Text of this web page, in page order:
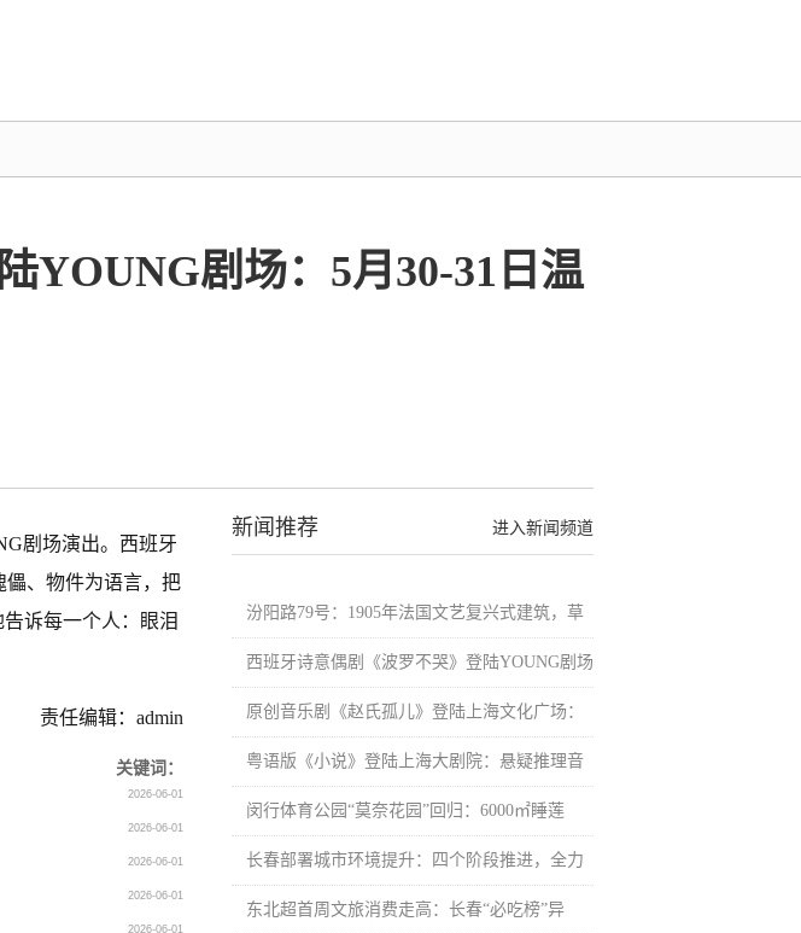
YOUNG剧场：5月30-31日温
剧场演出。西班牙
儡、物件为语言，把
诉每一个人：眼泪
责任编辑：admin
关键词：
2026-06-01
2026-06-01
2026-06-01
2026-06-01
2026-06-01
进入新闻频道
新闻推荐
汾阳路79号：1905年法国文艺复兴式建筑，草
西班牙诗意偶剧《波罗不哭》登陆YOUNG剧场
原创音乐剧《赵氏孤儿》登陆上海文化广场：
粤语版《小说》登陆上海大剧院：悬疑推理音
闵行体育公园“莫奈花园”回归：6000㎡睡莲
长春部署城市环境提升：四个阶段推进，全力
东北超首周文旅消费走高：长春“必吃榜”异